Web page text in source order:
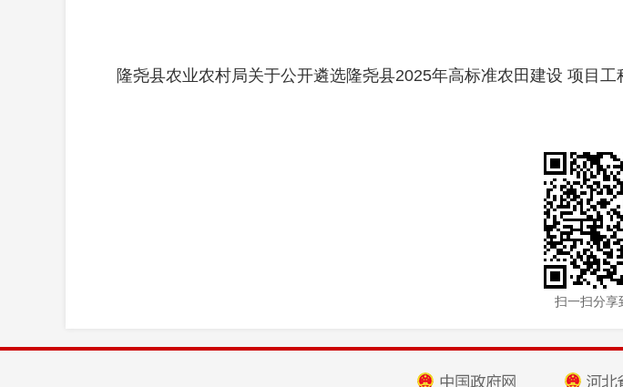
隆尧县农业农村局关于公开遴选隆尧县2025年高标准农田建设 项目
扫一扫分享